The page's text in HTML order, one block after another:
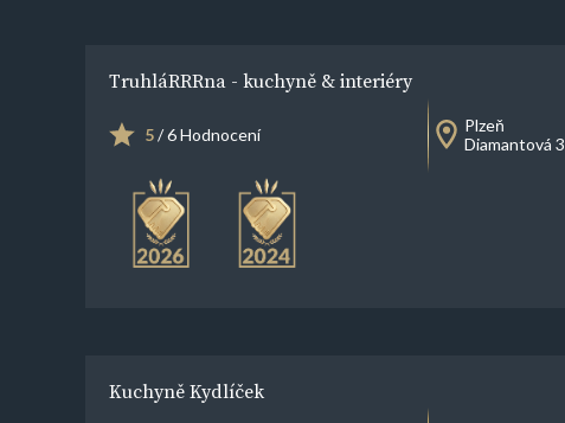
TruhláRRRna - kuchyně & interiéry
5/ 6 Hodnocení
Plzeň
Diamantová 3
Kuchyně Kydlíček